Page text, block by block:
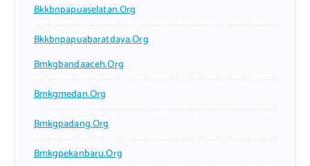
Bkkbnpapuaselatan.org
Bkkbnpapuabaratdaya.org
Bmkgbandaaceh.org
Bmkgmedan.org
Bmkgpadang.org
Bmkgpekanbaru.org